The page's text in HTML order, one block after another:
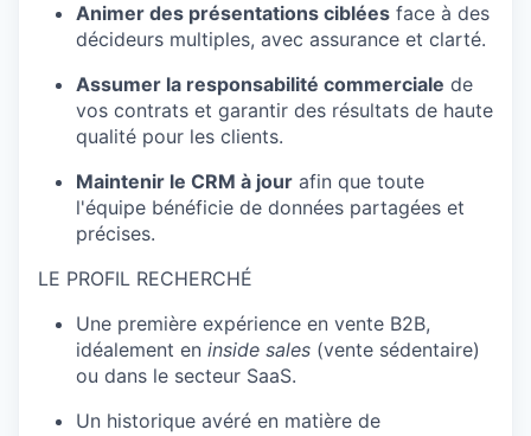
Animer des présentations ciblées face à des
décideurs multiples, avec assurance et clarté.
Assumer la responsabilité commerciale de
vos contrats et garantir des résultats de haute
qualité pour les clients.
Maintenir le CRM à jour afin que toute
l'équipe bénéficie de données partagées et
précises.
LE PROFIL RECHERCHÉ
Une première expérience en vente B2B,
idéalement en inside sales (vente sédentaire)
ou dans le secteur SaaS.
Un historique avéré en matière de